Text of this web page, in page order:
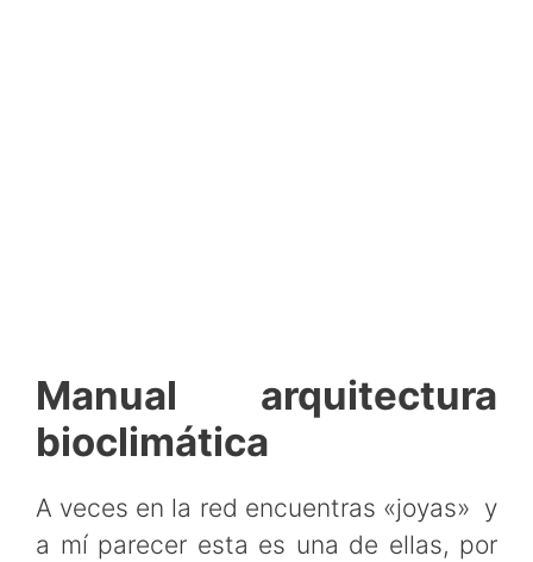
Manual arquitectura
bioclimática
A veces en la red encuentras «joyas» y
a mí parecer esta es una de ellas, por